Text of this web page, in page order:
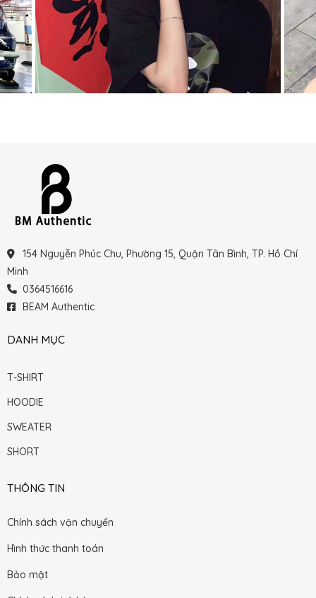
154 Nguyễn Phúc Chu, Phường 15, Quận Tân Bình, TP. Hồ Chí
Minh
0364516616
BEAM Authentic
DANH MỤC
T-SHIRT
HOODIE
SWEATER
SHORT
THÔNG TIN
Chính sách vận chuyển
Hình thức thanh toán
Bảo mật